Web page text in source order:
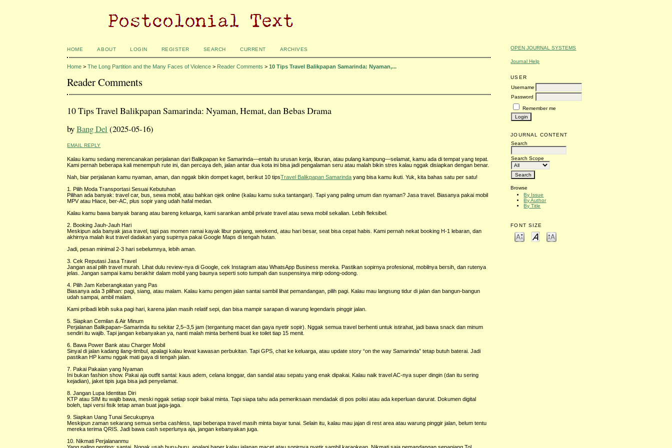
OPEN JOURNAL SYSTEMS
Journal Help
USER
Username
Password
Remember me
JOURNAL CONTENT
Search
Search Scope
Browse
By Issue
By Author
By Title
FONT SIZE
HOME ABOUT LOGIN REGISTER SEARCH CURRENT ARCHIVES
Home >The Long Partition and the Many Faces of Violence > Reader Comments >10 Tips Travel Balikpapan Samarinda: Nyaman,...
Reader Comments
10 Tips Travel Balikpapan Samarinda: Nyaman, Hemat, dan Bebas Drama
byBang Del (2025-05-16)
EMAIL REPLY
Kalau kamu sedang merencanakan perjalanan dari Balikpapan ke Samarinda—entah itu urusan kerja, liburan, atau pulang kampung—selamat, kamu ada di tempat yang tepat.
Kami pernah beberapa kali menempuh rute ini, dan percaya deh, jalan antar dua kota ini bisa jadi pengalaman seru atau malah bikin stres kalau nggak disiapkan dengan benar.
Nah, biar perjalanan kamu nyaman, aman, dan nggak bikin dompet kaget, berikut 10 tipsTravel Balikpapan Samarinda yang bisa kamu ikuti. Yuk, kita bahas satu per satu!
1. Pilih Moda Transportasi Sesuai Kebutuhan
Pilihan ada banyak: travel car, bus, sewa mobil, atau bahkan ojek online (kalau kamu suka tantangan). Tapi yang paling umum dan nyaman? Jasa travel. Biasanya pakai mobil
MPV atau Hiace, ber-AC, plus sopir yang udah hafal medan.
Kalau kamu bawa banyak barang atau bareng keluarga, kami sarankan ambil private travel atau sewa mobil sekalian. Lebih fleksibel.
2. Booking Jauh-Jauh Hari
Meskipun ada banyak jasa travel, tapi pas momen ramai kayak libur panjang, weekend, atau hari besar, seat bisa cepat habis. Kami pernah nekat booking H-1 lebaran, dan
akhirnya malah ikut travel dadakan yang supirnya pakai Google Maps di tengah hutan.
Jadi, pesan minimal 2-3 hari sebelumnya, lebih aman.
3. Cek Reputasi Jasa Travel
Jangan asal pilih travel murah. Lihat dulu review-nya di Google, cek Instagram atau WhatsApp Business mereka. Pastikan sopirnya profesional, mobilnya bersih, dan rutenya
jelas. Jangan sampai kamu berakhir dalam mobil yang baunya seperti soto tumpah dan suspensinya mirip odong-odong.
4. Pilih Jam Keberangkatan yang Pas
Biasanya ada 3 pilihan: pagi, siang, atau malam. Kalau kamu pengen jalan santai sambil lihat pemandangan, pilih pagi. Kalau mau langsung tidur di jalan dan bangun-bangun
udah sampai, ambil malam.
Kami pribadi lebih suka pagi hari, karena jalan masih relatif sepi, dan bisa mampir sarapan di warung legendaris pinggir jalan.
5. Siapkan Cemilan & Air Minum
Perjalanan Balikpapan–Samarinda itu sekitar 2,5–3,5 jam (tergantung macet dan gaya nyetir sopir). Nggak semua travel berhenti untuk istirahat, jadi bawa snack dan minum
sendiri itu wajib. Tapi jangan kebanyakan ya, nanti malah minta berhenti buat ke toilet tiap 15 menit.
6. Bawa Power Bank atau Charger Mobil
Sinyal di jalan kadang ilang-timbul, apalagi kalau lewat kawasan perbukitan. Tapi GPS, chat ke keluarga, atau update story “on the way Samarinda” tetap butuh baterai. Jadi
pastikan HP kamu nggak mati gaya di tengah jalan.
7. Pakai Pakaian yang Nyaman
Ini bukan fashion show. Pakai aja outfit santai: kaus adem, celana longgar, dan sandal atau sepatu yang enak dipakai. Kalau naik travel AC-nya super dingin (dan itu sering
kejadian), jaket tipis juga bisa jadi penyelamat.
8. Jangan Lupa Identitas Diri
KTP atau SIM itu wajib bawa, meski nggak setiap sopir bakal minta. Tapi siapa tahu ada pemeriksaan mendadak di pos polisi atau ada keperluan darurat. Dokumen digital
boleh, tapi versi fisik tetap aman buat jaga-jaga.
9. Siapkan Uang Tunai Secukupnya
Meskipun zaman sekarang semua serba cashless, tapi beberapa travel masih minta bayar tunai. Selain itu, kalau mau jajan di rest area atau warung pinggir jalan, belum tentu
mereka terima QRIS. Jadi bawa cash seperlunya aja, jangan kebanyakan juga.
10. Nikmati Perjalananmu
Yang paling penting: santai. Nggak usah buru-buru, apalagi baper kalau jalanan macet atau sopirnya nyetir sambil karaokean. Nikmati saja pemandangan sepanjang Tol